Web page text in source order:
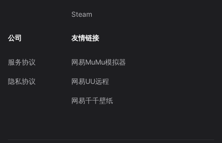
Steam
公司
服务协议
隐私协议
友情链接
网易MuMu模拟器
网易UU远程
网易千千壁纸